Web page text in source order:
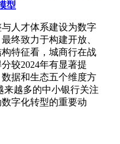
型
人才体系建设为数字
终致力于构建开放、
特征看，城商行在战
较2024年有显著提
据和生态五个维度方
来越多的中小银行关注
字化转型的重要动